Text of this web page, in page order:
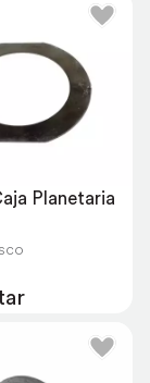
Planetaria